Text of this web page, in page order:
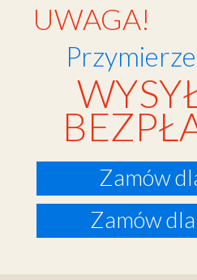
UWAGA!
Zamów
Zamów